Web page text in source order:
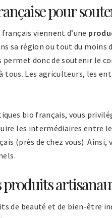
pour
viennent d’une
sa région ou tout du
permet donc de soutenir le
tous. Les agriculteurs, les
bio français, vous
les intermédiaires entre
(près de chez vous).
produits
de beauté et de bien-être